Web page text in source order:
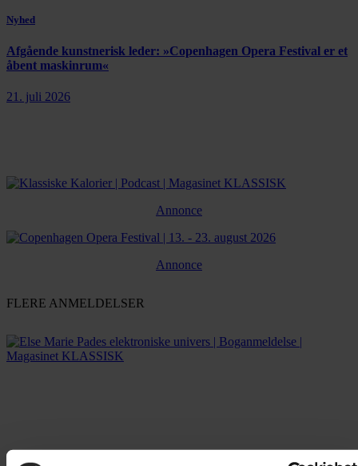
Nyhed
Afgående kunstnerisk leder: »Copenhagen Opera Festival er et
åbent maskinrum«
21. juli 2026
Annonce
Annonce
FLERE ANMELDELSER